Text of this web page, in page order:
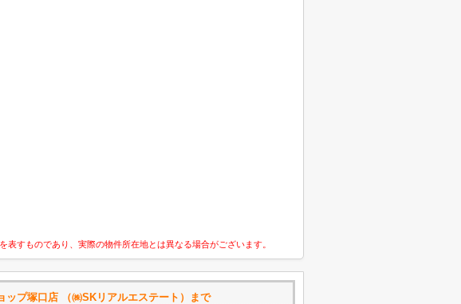
すものであり、実際の物件所在地とは異なる場合がございます。
ップ塚口店 （㈱SKリアルエステート）まで